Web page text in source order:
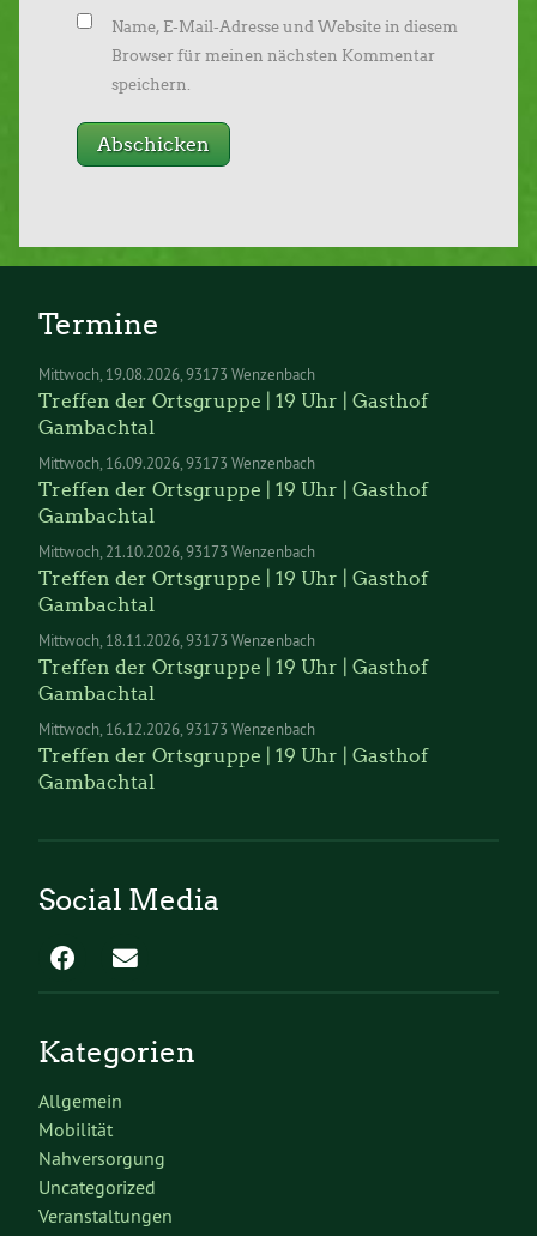
Name, E-Mail-Adresse und Website in diesem
Browser für meinen nächsten Kommentar
speichern.
Termine
Mittwoch 19.08.2026 93173 Wenzenbach
Treffen der Ortsgruppe | 19 Uhr | Gasthof
Gambachtal
Mittwoch 16.09.2026 93173 Wenzenbach
Treffen der Ortsgruppe | 19 Uhr | Gasthof
Gambachtal
Mittwoch 21.10.2026 93173 Wenzenbach
Treffen der Ortsgruppe | 19 Uhr | Gasthof
Gambachtal
Mittwoch 18.11.2026 93173 Wenzenbach
Treffen der Ortsgruppe | 19 Uhr | Gasthof
Gambachtal
Mittwoch 16.12.2026 93173 Wenzenbach
Treffen der Ortsgruppe | 19 Uhr | Gasthof
Gambachtal
Social Media
Kategorien
Allgemein
Mobilität
Nahversorgung
Uncategorized
Veranstaltungen